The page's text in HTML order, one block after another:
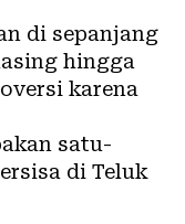
di sepanjang
hingga
karena
satu-
di Teluk